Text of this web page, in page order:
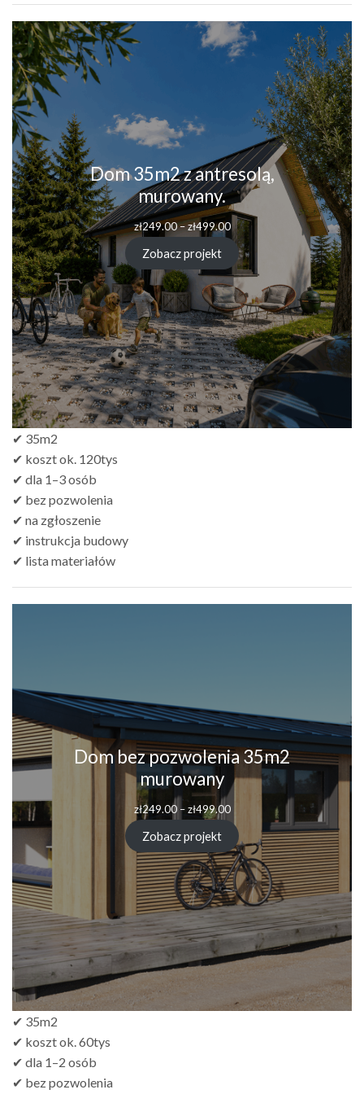
Dom 35m2 z antresolą,
murowany.
zł249.00–zł499.00Zakres
cen:
od
zł249.00
do
zł499.00
Zobacz projekt
✔ 35m2
✔ koszt ok. 120tys
✔ dla 1–3 osób
✔ bez pozwolenia
✔ na zgłoszenie
✔ instrukcja budowy
✔ lista materiałów
Dom bez pozwolenia 35m2
murowany
zł249.00 – zł499.00Zakres
od
zł249.00
do
zł499.00
Zobacz projekt
✔ 35m2
✔ koszt ok. 60tys
✔ dla 1–2 osób
✔ bez pozwolenia